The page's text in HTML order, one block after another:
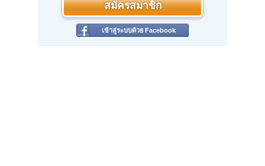
สมัครสมาชิก
เข้าสู่ระบบด้วย Facebook